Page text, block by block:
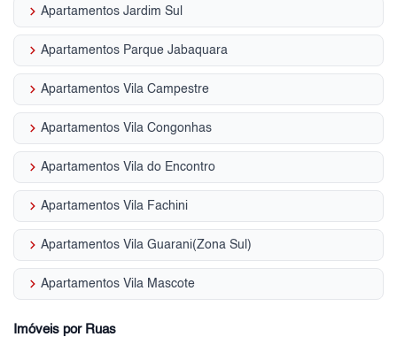
keyboard_arrow_right Apartamentos Jardim Sul
keyboard_arrow_right Apartamentos Parque Jabaquara
keyboard_arrow_right Apartamentos Vila Campestre
keyboard_arrow_right Apartamentos Vila Congonhas
keyboard_arrow_right Apartamentos Vila do Encontro
keyboard_arrow_right Apartamentos Vila Fachini
keyboard_arrow_right Apartamentos Vila Guarani(Zona Sul)
keyboard_arrow_right Apartamentos Vila Mascote
Imóveis por Ruas